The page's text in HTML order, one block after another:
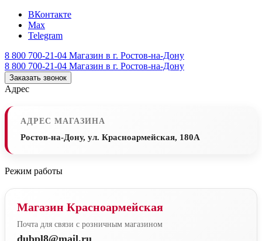
ВКонтакте
Max
Telegram
8 800 700-21-04 Магазин в г. Ростов-на-Дону
8 800 700-21-04 Магазин в г. Ростов-на-Дону
Заказать звонок
Адрес
АДРЕС МАГАЗИНА
Ростов-на-Дону, ул. Красноармейская, 180А
Режим работы
Магазин Красноармейская
Почта для связи с розничным магазином
dubpl8@mail.ru